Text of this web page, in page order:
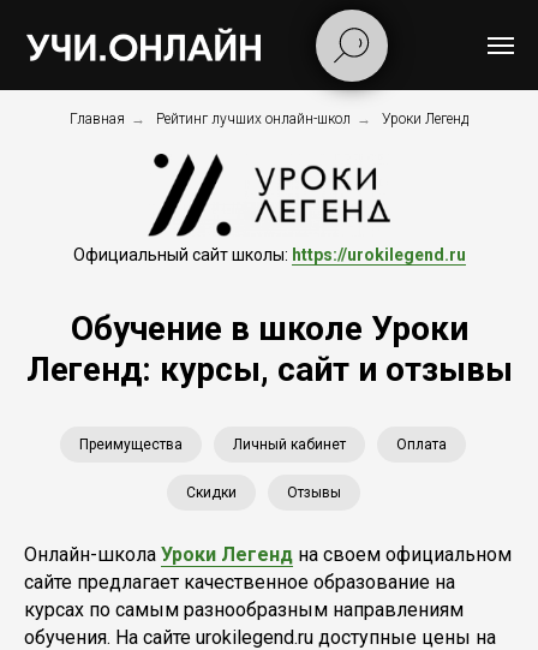
Главная → Рейтинг лучших онлайн-школ → Уроки Легенд
Официальный сайт школы: https://urokilegend.ru
Обучение в школе Уроки
Легенд: курсы, сайт и отзывы
Преимущества Личный кабинет Оплата
Скидки Отзывы
Онлайн-школа Уроки Легенд на своем официальном
сайте предлагает качественное образование на
курсах по самым разнообразным направлениям
обучения. На сайте urokilegend.ru доступные цены на